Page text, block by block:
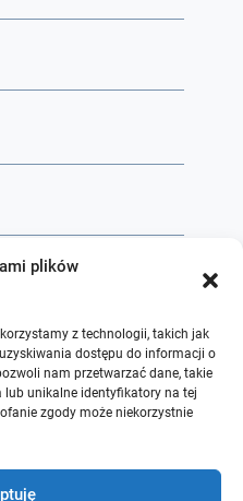
plików
z technologii, takich jak
dostępu do informacji o
nam przetwarzać dane, takie
unikalne identyfikatory na tej
zgody może niekorzystnie